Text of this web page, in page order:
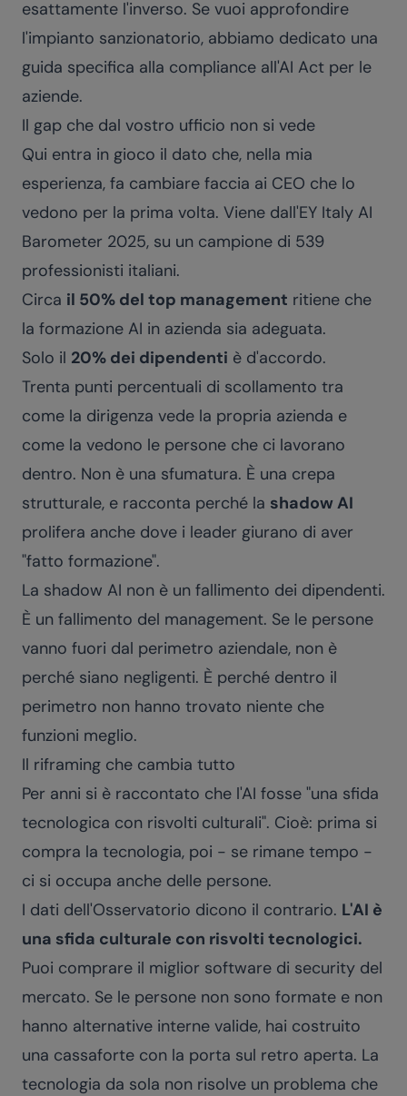
esattamente l'inverso. Se vuoi approfondire
l'impianto sanzionatorio, abbiamo dedicato una
guida specifica alla compliance all'AI Act per le
aziende.
Il gap che dal vostro ufficio non si vede
Qui entra in gioco il dato che, nella mia
esperienza, fa cambiare faccia ai CEO che lo
vedono per la prima volta. Viene dall'EY Italy AI
Barometer 2025, su un campione di 539
professionisti italiani.
Circa il 50% del top management ritiene che
la formazione AI in azienda sia adeguata.
Solo il 20% dei dipendenti è d'accordo.
Trenta punti percentuali di scollamento tra
come la dirigenza vede la propria azienda e
come la vedono le persone che ci lavorano
dentro. Non è una sfumatura. È una crepa
strutturale, e racconta perché la shadow AI
prolifera anche dove i leader giurano di aver
"fatto formazione".
La shadow AI non è un fallimento dei dipendenti.
È un fallimento del management. Se le persone
vanno fuori dal perimetro aziendale, non è
perché siano negligenti. È perché dentro il
perimetro non hanno trovato niente che
funzioni meglio.
Il riframing che cambia tutto
Per anni si è raccontato che l'AI fosse "una sfida
tecnologica con risvolti culturali". Cioè: prima si
compra la tecnologia, poi - se rimane tempo -
ci si occupa anche delle persone.
I dati dell'Osservatorio dicono il contrario. L'AI è
una sfida culturale con risvolti tecnologici.
Puoi comprare il miglior software di security del
mercato. Se le persone non sono formate e non
hanno alternative interne valide, hai costruito
una cassaforte con la porta sul retro aperta. La
tecnologia da sola non risolve un problema che